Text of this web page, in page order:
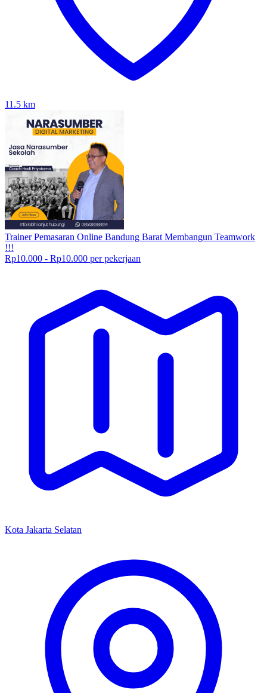
11.5 km
Trainer Pemasaran Online Bandung Barat Membangun Teamwork
!!!
Rp10.000 - Rp10.000 per pekerjaan
Kota Jakarta Selatan